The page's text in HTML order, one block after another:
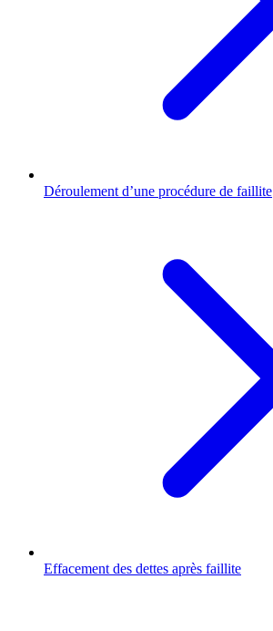
Déroulement d’une procédure de faillite
Effacement des dettes après faillite